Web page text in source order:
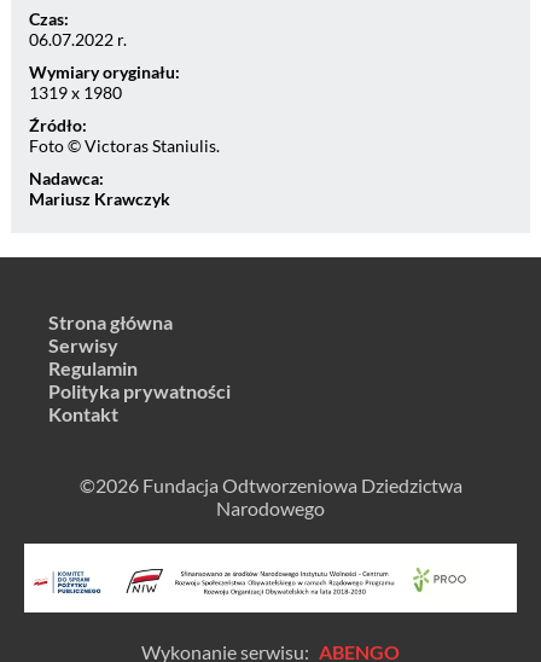
Czas:
06.07.2022 r.
Wymiary oryginału:
1319 x 1980
Źródło:
Foto © Victoras Staniulis.
Nadawca:
Mariusz Krawczyk
Strona główna
Serwisy
Regulamin
Polityka prywatności
Kontakt
©2026 Fundacja Odtworzeniowa Dziedzictwa
Narodowego
Wykonanie serwisu: ABENGO